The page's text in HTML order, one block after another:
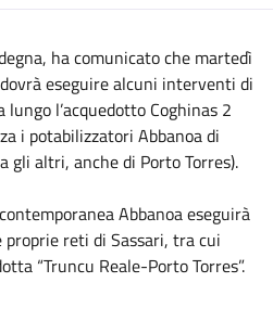
ha comunicato che martedì
eseguire alcuni interventi di
l’acquedotto Coghinas 2
i potabilizzatori Abbanoa di
gli altri, anche di Porto Torres).
Abbanoa eseguirà
reti di Sassari, tra cui
“Truncu Reale-Porto Torres”.